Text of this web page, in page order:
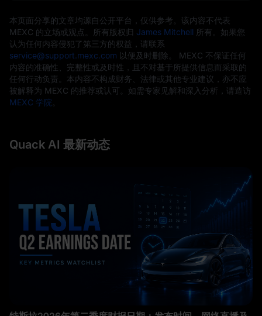
本页面分享的文章均源自公开平台，仅供参考。该内容不代表
MEXC 的立场或观点。所有版权归 James Mitchell 所有。如果您
认为任何内容侵犯了第三方的权益，请联系
service@support.mexc.com 以便及时删除。 MEXC 不保证任何
内容的准确性、完整性或及时性，且不对基于所提供信息而采取的
任何行动负责。本内容不构成财务、法律或其他专业建议，亦不应
被解释为 MEXC 的推荐或认可。如需专家见解和深入分析，请造访
MEXC 学院
Quack AI 最新动态